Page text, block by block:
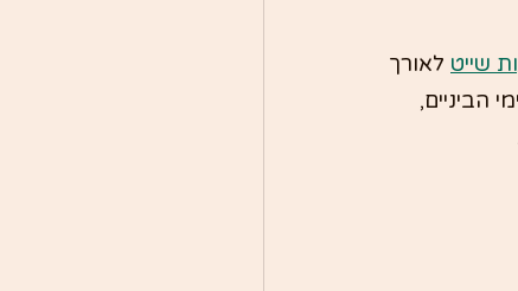
שייט לאורך
הביניים,